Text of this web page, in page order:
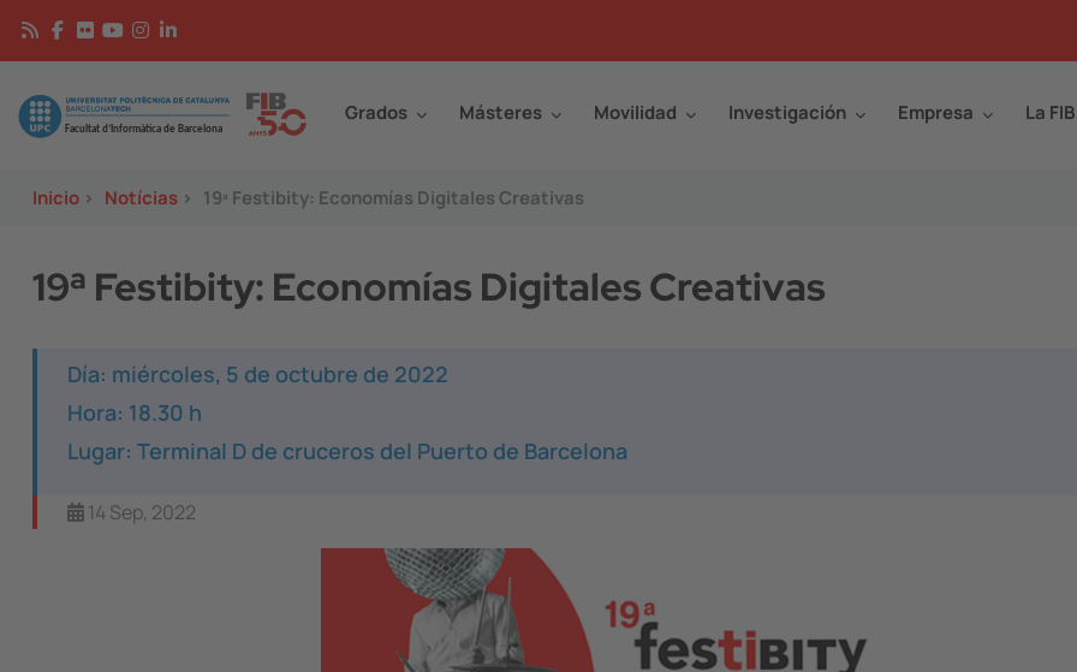
Pasar al contenido principal
Image Grados Másteres Movilidad Investigación Empresa La FIB
Inicio > Notícias > 19ª Festibity: Economías Digitales Creativas
19ª Festibity: Economías Digitales Creativas
Día: miércoles, 5 de octubre de 2022
Hora: 18.30 h
Lugar: Terminal D de cruceros del Puerto de Barcelona
14 Sep, 2022